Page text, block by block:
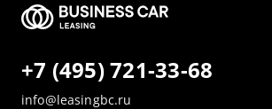
+7 (495) 721-33-68
info@leasingbc.ru